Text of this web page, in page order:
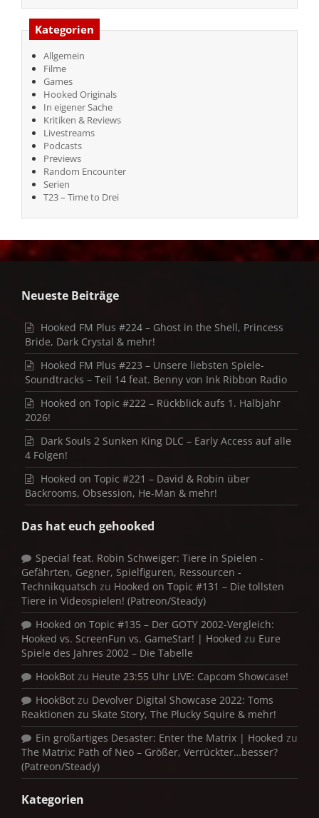
Kategorien
Allgemein
Filme
Games
Hooked Originals
In eigener Sache
Kritiken & Reviews
Livestreams
Podcasts
Previews
Random Encounter
Serien
T23 – Time to Drei
Neueste Beiträge
Hooked FM Plus #224 – Ghost in the Shell, Princess
Bride, Dark Crystal & mehr!
Hooked FM Plus #223 – Unsere liebsten Spiele-
Soundtracks – Teil 14 feat. Benny von Ink Ribbon Radio
Hooked on Topic #222 – Rückblick aufs 1. Halbjahr
2026!
Dark Souls 2 Sunken King DLC – Early Access auf alle
4 Folgen!
Hooked on Topic #221 – David & Robin über
Backrooms, Obsession, He-Man & mehr!
Das hat euch gehooked
Special feat. Robin Schweiger: Tiere in Spielen -
Gefährten, Gegner, Spielfiguren, Ressourcen -
Technikquatsch zu Hooked on Topic #131 – Die tollsten
Tiere in Videospielen! (Patreon/Steady)
Hooked on Topic #135 – Der GOTY 2002-Vergleich:
Hooked vs. ScreenFun vs. GameStar! | Hooked zu Eure
Spiele des Jahres 2002 – Die Tabelle
HookBot zu Heute 23:55 Uhr LIVE: Capcom Showcase!
HookBot zu Devolver Digital Showcase 2022: Toms
Reaktionen zu Skate Story, The Plucky Squire & mehr!
Ein großartiges Desaster: Enter the Matrix | Hooked zu
The Matrix: Path of Neo – Größer, Verrückter…besser?
(Patreon/Steady)
Kategorien